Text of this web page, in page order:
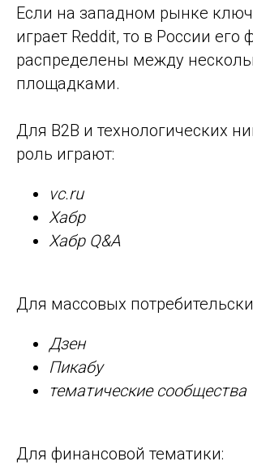
Если на западном рынке
играет Reddit, то в России его
распределены между
площадками.
Для B2B и технологических
роль играют:
vc.ru
Хабр
Хабр Q&A
Для массовых
Дзен
Пикабу
тематические сообщества
Для финансовой тематики: